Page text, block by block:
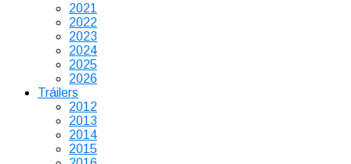
2021
2022
2023
2024
2025
2026
Tráilers
2012
2013
2014
2015